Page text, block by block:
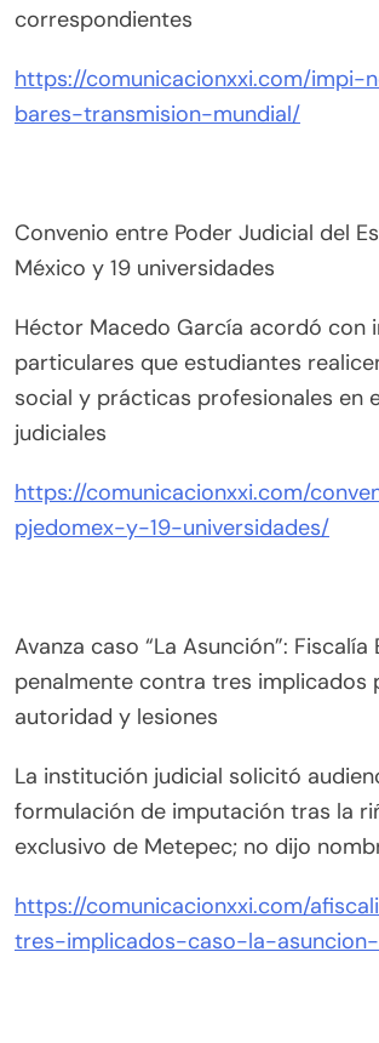
correspondientes
https://comunicacionxxi.com/impi-
bares-transmision-mundial/
Convenio entre Poder Judicial del
México y 19 universidades
Héctor Macedo García acordó con
particulares que estudiantes
social y prácticas profesionales en
judiciales
https://comunicacionxxi.com/
pjedomex-y-19-universidades/
Avanza caso “La Asunción”:
penalmente contra tres implicados
autoridad y lesiones
La institución judicial solicitó
formulación de imputación tras la
exclusivo de Metepec; no dijo
https://comunicacionxxi.com/
tres-implicados-caso-la-